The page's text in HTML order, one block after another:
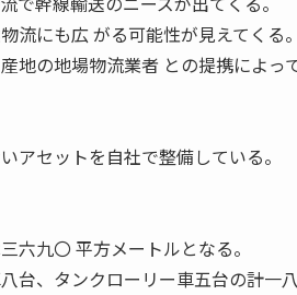
流にも広 がる可能性が見えてくる。
地の地場物流業者 との提携によっ
セットを自社で整備している。
六九〇 平方メートルとなる。
台、タンクローリー車五台の計一